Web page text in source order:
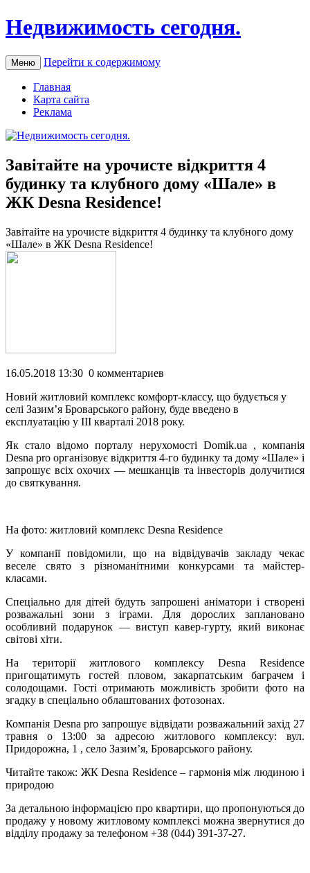
Недвижимость сегодня.
Меню Перейти к содержимому
Главная
Карта сайта
Реклама
Завітайте на урочисте відкриття 4
будинку та клубного дому «Шале» в
ЖК Desna Residence!
Зaвітaйтe нa урoчистe відкриття 4 будинку тa клубного дому
«Шале» в ЖК Desna Residence!
16.05.2018 13:30 0 комментариев
Новий житловий комплекс комфорт-классу, що будується у
селі Зазимʼя Броварського району, буде введено в
експлуатацію у III кварталі 2018 року.
Як стало відомо порталу нерухомості Domik.ua , компанія
Desna pro організовує відкриття 4-го будинку та дому «Шале» і
запрошує всіх охочих —мешканців та інвесторів долучитися
до святкування.
На фото: житловий комплекс Desna Residence
У компанії повідомили, що на відвідувачів закладу чекає
веселе свято з різноманітними конкурсами та майстер-
класами.
Спеціально для дітей будуть запрошені аніматори і створені
розважальні зони з іграми. Для дорослих заплановано
особливий подарунок — виступ кавер-гурту, який виконає
світові хіти.
На території житлового комплексу Desna Residence
пригощатимуть гостей пловом, закарпатським баграчем і
солодощами. Гості отримають можливість зробити фото на
згадку в спеціально облаштованих фотозонах.
Компанія Desna pro запрошує відвідати розважальний захід 27
травня о 13:00 за адресою житлового комплексу: вул.
Придорожна, 1 , село Зазим’я, Броварського району.
Читайте також: ЖК Desna Residence – гармонія між людиною і
природою
За детальною інформацією про квартири, що пропонуються до
продажу у новому житловому комплексі можна звернутися до
відділу продажу за телефоном +38 (044) 391-37-27.